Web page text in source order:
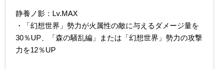
静養ノ影：Lv.MAX
・「幻想世界」勢力が火属性の敵に与えるダメージ量を
30％UP、「森の騒乱編」または「幻想世界」勢力の攻撃
力を12％UP